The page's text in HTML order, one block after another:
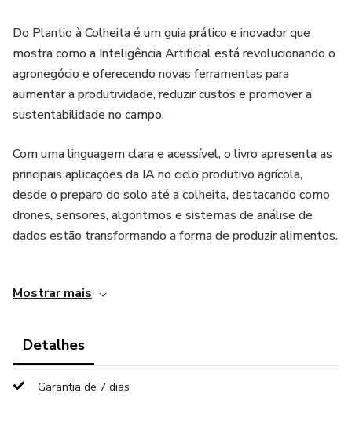
Do Plantio à Colheita é um guia prático e inovador que
mostra como a Inteligência Artificial está revolucionando o
agronegócio e oferecendo novas ferramentas para
aumentar a produtividade, reduzir custos e promover a
sustentabilidade no campo.
Com uma linguagem clara e acessível, o livro apresenta as
principais aplicações da IA no ciclo produtivo agrícola,
desde o preparo do solo até a colheita, destacando como
drones, sensores, algoritmos e sistemas de análise de
dados estão transformando a forma de produzir alimentos.
monitoramento de lavouras e detecção precoce de pragas
Mostrar mais
Detalhes
Garantia de 7 dias